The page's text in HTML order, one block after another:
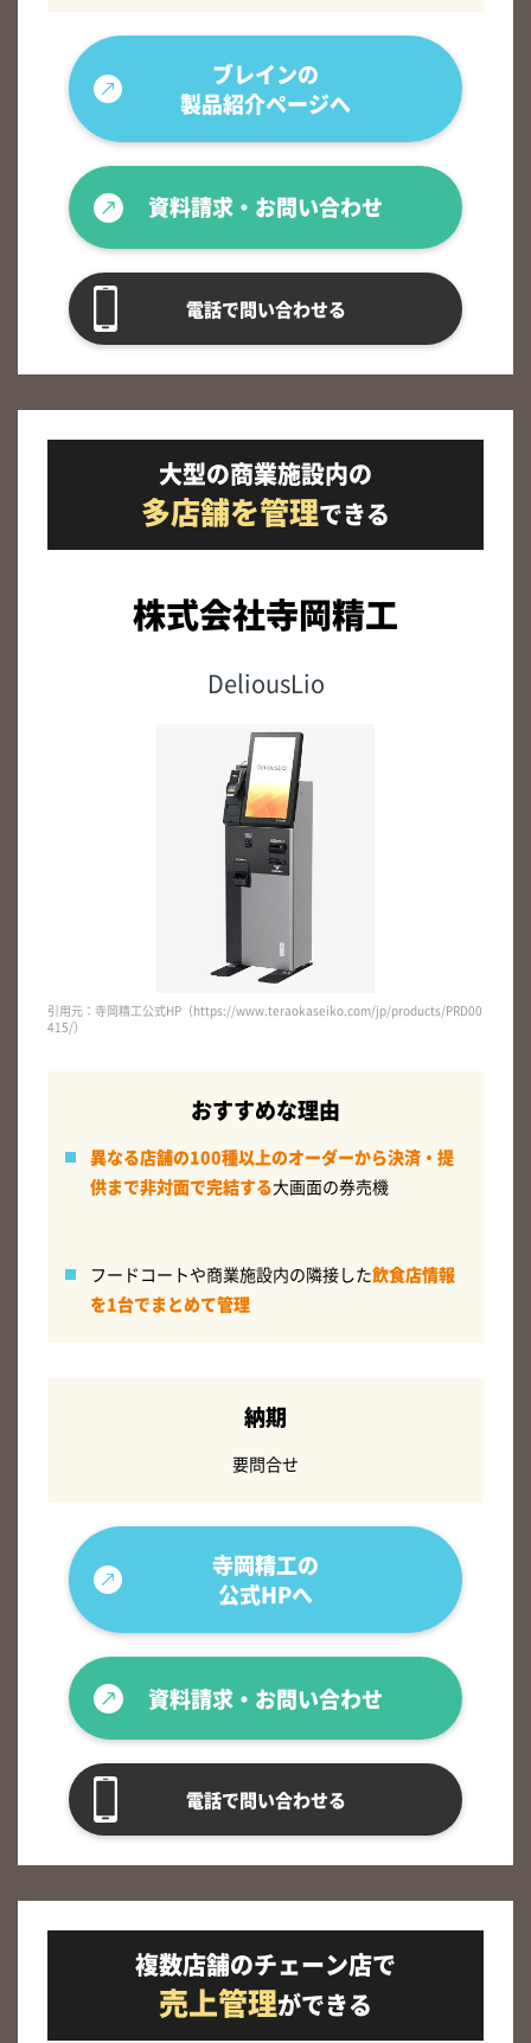
ブレインの
製品紹介ページへ
資料請求・お問い合わせ
電話で問い合わせる
大型の商業施設内の
多店舗を管理できる
株式会社寺岡精工
DeliousLio
引用元：寺岡精工公式HP（https://www.teraokaseiko.com/jp/products/PRD00
415/）
おすすめな理由
異なる店舗の100種以上のオーダーから決済・提
供まで非対面で完結する大画面の券売機
フードコートや商業施設内の隣接した飲食店情報
を1台でまとめて管理
納期
要問合せ
寺岡精工の
公式HPへ
資料請求・お問い合わせ
電話で問い合わせる
複数店舗のチェーン店で
売上管理ができる